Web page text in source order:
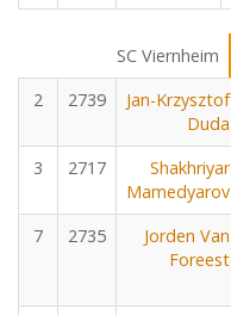
SC Viernheim
2
2739
Jan-Krzysztof
Duda
3 2717
Shakhriyar
Mamedyarov
7 2735
Jorden Van
Foreest